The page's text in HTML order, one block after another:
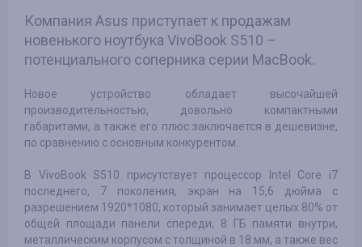
Компания Asus приступает к продажам
новенького ноутбука VivoBook S510 –
потенциального соперника серии MacBook.
Новое устройство обладает высочайшей
производительностью, довольно компактными
габаритами, а также его плюс заключается в дешевизне,
по сравнению с основным конкурентом.
В VivoBook S510 присутствует процессор Intel Core i7
последнего, 7 поколения, экран на 15,6 дюйма с
разрешением 1920*1080, который занимает целых 80% от
общей площади панели спереди, 8 ГБ памяти внутри,
металлическим корпусом с толщиной в 18 мм, а также вес